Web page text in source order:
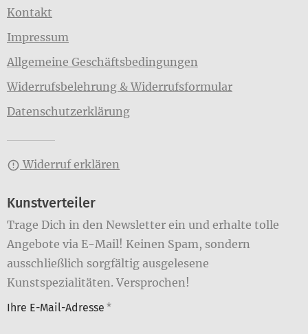
Kontakt
Impressum
Allgemeine Geschäftsbedingungen
Widerrufsbelehrung & Widerrufsformular
Datenschutzerklärung
Widerruf erklären
Kunstverteiler
Trage Dich in den Newsletter ein und erhalte tolle
Angebote via E-Mail! Keinen Spam, sondern
ausschließlich sorgfältig ausgelesene
Kunstspezialitäten. Versprochen!
Ihre E-Mail-Adresse *